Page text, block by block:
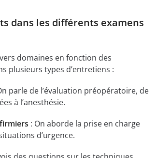
dans les différents examens
domaines en fonction des
plusieurs types d’entretiens :
parle de l’évaluation préopératoire, de
à l’anesthésie.
: On aborde la prise en charge
d’urgence.